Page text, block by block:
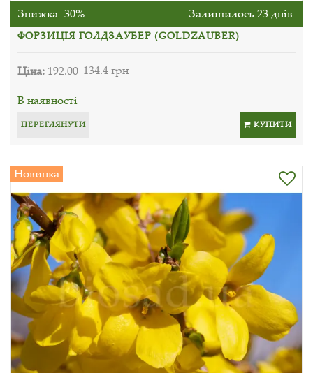
Знижка -30% Залишилось 23 днів
ФОРЗИЦІЯ ГОЛДЗАУБЕР (GOLDZAUBER)
Ціна:192.00 134.4 грн
В наявності
ПЕРЕГЛЯНУТИ КУПИТИ
Новинка